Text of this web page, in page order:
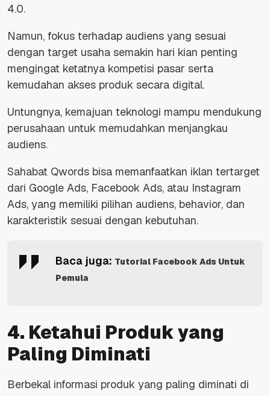
4.0.
Namun, fokus terhadap audiens yang sesuai
dengan target usaha semakin hari kian penting
mengingat ketatnya kompetisi pasar serta
kemudahan akses produk secara digital.
Untungnya, kemajuan teknologi mampu mendukung
perusahaan untuk memudahkan menjangkau
audiens.
Sahabat Qwords bisa memanfaatkan iklan tertarget
dari Google Ads, Facebook Ads, atau Instagram
Ads, yang memiliki pilihan audiens, behavior, dan
karakteristik sesuai dengan kebutuhan.
Baca juga: Tutorial Facebook Ads Untuk
Pemula
4. Ketahui Produk yang
Paling Diminati
Berbekal informasi produk yang paling diminati di